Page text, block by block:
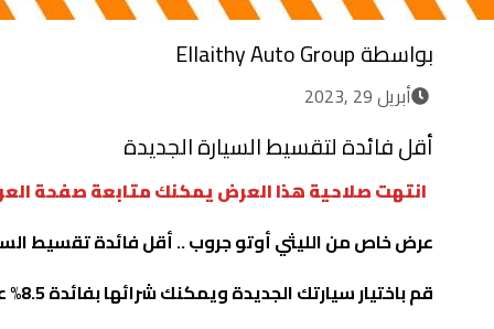
بواسطةEllaithy Auto Group
أبريل 29 ,2023
أقل فائدة لتقسيط السيارة الجديدة
انتهت صلاحية هذا العرض يمكنك متابعة صفحة
عرض خاص من الليثي أوتو جروب .. أقل فائدة تقسيط
قم باختيار سيارتك الجديدة ويمكنك شرائها بفائدة 8.5% على مدة تقسيط 8 سنوات